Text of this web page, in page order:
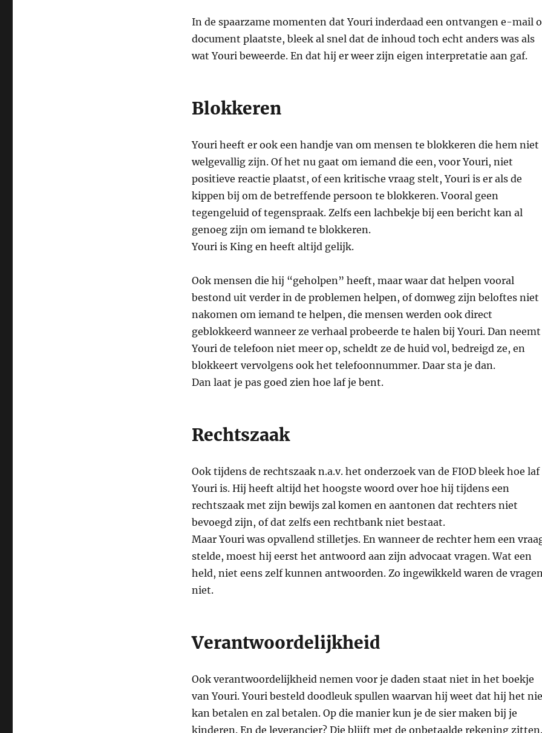
In de spaarzame momenten dat Youri inderdaad een ontvangen e-mail
document plaatste, bleek al snel dat de inhoud toch echt anders was als
wat Youri beweerde. En dat hij er weer zijn eigen interpretatie aan gaf.
Blokkeren
Youri heeft er ook een handje van om mensen te blokkeren die hem niet
welgevallig zijn. Of het nu gaat om iemand die een, voor Youri, niet
positieve reactie plaatst, of een kritische vraag stelt, Youri is er als de
kippen bij om de betreffende persoon te blokkeren. Vooral geen
tegengeluid of tegenspraak. Zelfs een lachbekje bij een bericht kan al
genoeg zijn om iemand te blokkeren.
Youri is King en heeft altijd gelijk.
Ook mensen die hij “geholpen” heeft, maar waar dat helpen vooral
bestond uit verder in de problemen helpen, of domweg zijn beloftes niet
nakomen om iemand te helpen, die mensen werden ook direct
geblokkeerd wanneer ze verhaal probeerde te halen bij Youri. Dan neemt
Youri de telefoon niet meer op, scheldt ze de huid vol, bedreigd ze, en
blokkeert vervolgens ook het telefoonnummer. Daar sta je dan.
Dan laat je pas goed zien hoe laf je bent.
Rechtszaak
Ook tijdens de rechtszaak n.a.v. het onderzoek van de FIOD bleek hoe laf
Youri is. Hij heeft altijd het hoogste woord over hoe hij tijdens een
rechtszaak met zijn bewijs zal komen en aantonen dat rechters niet
bevoegd zijn, of dat zelfs een rechtbank niet bestaat.
Maar Youri was opvallend stilletjes. En wanneer de rechter hem een
stelde, moest hij eerst het antwoord aan zijn advocaat vragen. Wat een
held, niet eens zelf kunnen antwoorden. Zo ingewikkeld waren de
niet.
Verantwoordelijkheid
Ook verantwoordelijkheid nemen voor je daden staat niet in het boekje
van Youri. Youri besteld doodleuk spullen waarvan hij weet dat hij het
kan betalen en zal betalen. Op die manier kun je de sier maken bij je
kinderen. En de leverancier? Die blijft met de onbetaalde rekening zitten.